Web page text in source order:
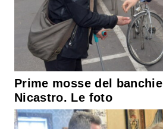
Prime mosse del
Nicastro. Le foto